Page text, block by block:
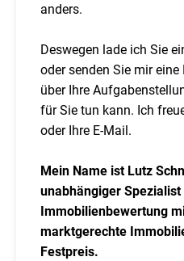
anders.
Deswegen lade ich Sie
oder senden Sie mir eine
über Ihre
für Sie tun kann. Ich
oder Ihre E-Mail.
Mein Name ist Lutz
unabhängiger
Immobilienbewertung
marktgerechte
Festpreis.